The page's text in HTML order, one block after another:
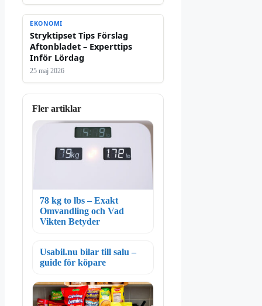
EKONOMI
Stryktipset Tips Förslag
Aftonbladet – Experttips
Inför Lördag
25 maj 2026
Fler artiklar
78 kg to lbs – Exakt
Omvandling och Vad
Vikten Betyder
Usabil.nu bilar till salu –
guide för köpare